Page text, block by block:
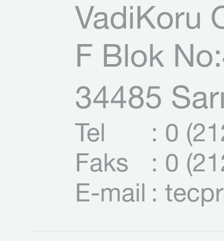
VadiKoru
F Blok
34485
Tel
: 0
Faks
: 0
E-mail :